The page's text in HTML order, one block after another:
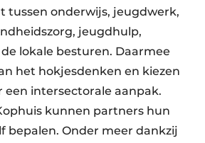
tussen onderwijs, jeugdwerk,
jeugdhulp,
lokale besturen. Daarmee
het hokjesdenken en kiezen
een intersectorale aanpak.
kunnen partners hun
bepalen. Onder meer dankzij